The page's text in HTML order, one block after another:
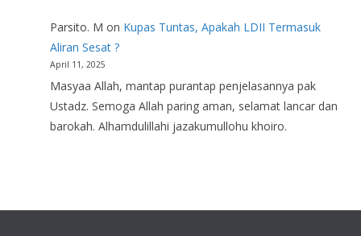
Parsito. M on Kupas Tuntas, Apakah LDII Termasuk
Aliran Sesat ?
April 11, 2025
Masyaa Allah, mantap purantap penjelasannya pak
Ustadz. Semoga Allah paring aman, selamat lancar dan
barokah. Alhamdulillahi jazakumullohu khoiro.